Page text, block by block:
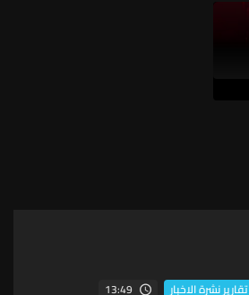
تقارير نشرة الاخبار 13:49